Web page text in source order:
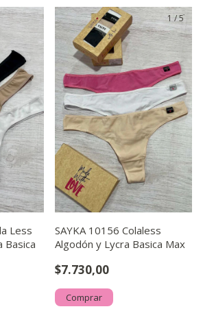
Less
Basica
1 /5
SAYKA 10156 Colaless
Algodón y Lycra Basica Max
$7.730,00
Comprar